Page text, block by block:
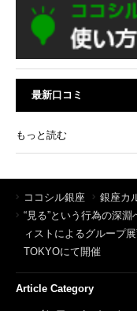
最新口コミ
もっと読む
ココシル銀座
銀座カ
“見る”という行為の深
ィストによるグループ
TOKYOにて開催
Article Category